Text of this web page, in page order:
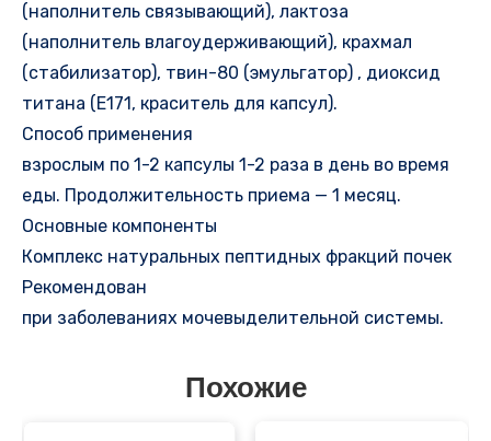
(наполнитель связывающий), лактоза
(наполнитель влагоудерживающий), крахмал
(стабилизатор), твин-80 (эмульгатор) , диоксид
титана (Е171, краситель для капсул).
Способ применения
взрослым по 1-2 капсулы 1-2 раза в день во время
еды. Продолжительность приема — 1 месяц.
Основные компоненты
Комплекс натуральных пептидных фракций почек
Рекомендован
при заболеваниях мочевыделительной системы.
Похожие